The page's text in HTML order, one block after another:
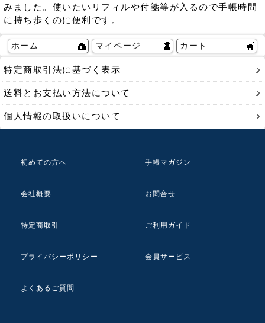
みました。使いたいリフィルや付箋等が入るので手帳時間
に持ち歩くのに便利です。
ホーム マイページ カート
特定商取引法に基づく表示
送料とお支払い方法について
個人情報の取扱いについて
初めての方へ 手帳マガジン
会社概要 お問合せ
特定商取引 ご利用ガイド
プライバシーポリシー 会員サービス
よくあるご質問